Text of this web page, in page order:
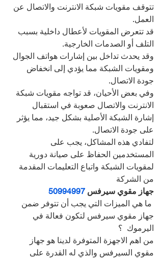
تتوقف مقويات شبكة الانترنت والاتصال عن
العمل.
قد تتعرض المقويات لأعطال داخلية بسبب
التلف أو الصدمات الخارجية.
وقد يحدث تداخل بين إشارات هواتف الجوال
ومقويات الشبكة مما يؤدي إلى انخفاض
جودة الاتصال.
وفي بعض الأحيان، قد تواجه مقويات شبكة
الانترنت والاتصال صعوبة في استقبال
إشارة الشبكة الأصلية بشكل جيد، مما يؤثر
على جودة الاتصال.
لتفادي هذه المشاكل، يجب على
المستخدمين الحفاظ على صيانة دورية
لمقويات الشبكة واتباع التعليمات المقدمة
من الشركة
جهاز مقوي سيرفس 50994997
ما هي الميزات التي يجب أن تتوفر ضمن
جهاز مقوي سيرفس لتكون فعالة في
اليرموك  ؟
من اهم الاجهزة المتوفرة لدينا هو جهاز
مقوي السيرفس والذي له القدرة على